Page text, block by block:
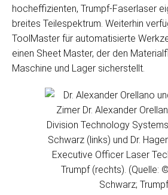
hocheffizienten, Trumpf-Faserlaser
breites Teilespektrum. Weiterhin
ToolMaster für automatisierte
einen Sheet Master, der den
Maschine und Lager sicherstellt.